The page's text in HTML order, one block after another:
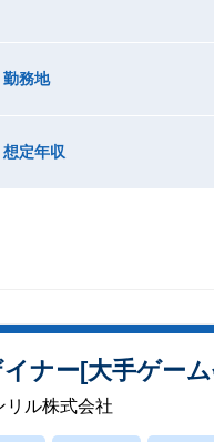
勤務地
想定年収
ナー[大手ゲー
リル株式会社